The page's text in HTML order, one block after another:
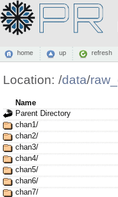
home up refresh
Location: /data/
Name
Parent Directory
chan1/
chan2/
chan3/
chan4/
chan5/
chan6/
chan7/